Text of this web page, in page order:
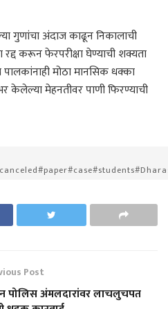
गुणांचा अंदाज काढून निकालाची
रद्द करून फेरपरीक्षा घेण्याची शक्यता
पालकांनाही मोठा मानसिक धक्का
केलेल्या मेहनतीवर पाणी फिरण्याची
Post
पोलिस अंमलदारांवर लाचलुचपत